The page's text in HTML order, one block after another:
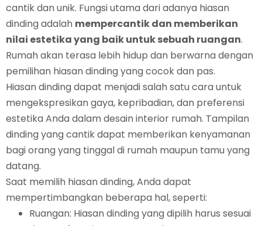
cantik dan unik. Fungsi utama dari adanya hiasan
dinding adalah mempercantik dan memberikan
nilai estetika yang baik untuk sebuah ruangan.
Rumah akan terasa lebih hidup dan berwarna dengan
pemilihan hiasan dinding yang cocok dan pas.
Hiasan dinding dapat menjadi salah satu cara untuk
mengekspresikan gaya, kepribadian, dan preferensi
estetika Anda dalam desain interior rumah. Tampilan
dinding yang cantik dapat memberikan kenyamanan
bagi orang yang tinggal di rumah maupun tamu yang
datang.
Saat memilih hiasan dinding, Anda dapat
mempertimbangkan beberapa hal, seperti:
Ruangan: Hiasan dinding yang dipilih harus sesuai